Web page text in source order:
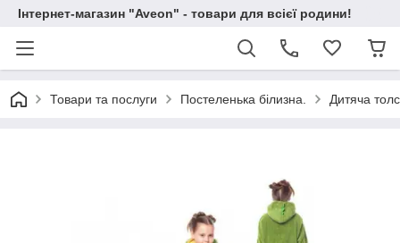
Інтернет-магазин "Aveon" - товари для всієї родини!
Товари та послуги Постеленька білизна. Дитяча